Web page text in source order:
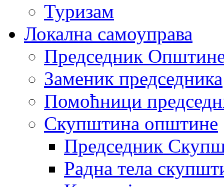
Туризам
Локална самоуправа
Председник
Заменик председника
Помоћници
Скупштина општине
Председник
Радна тела